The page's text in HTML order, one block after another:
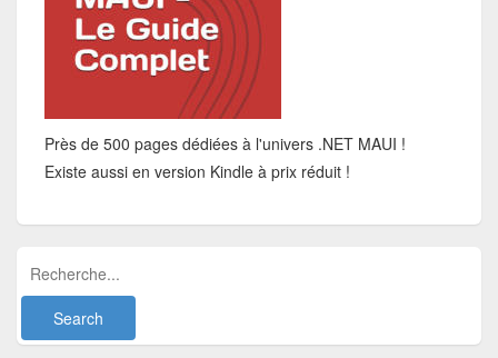
Près de 500 pages dédiées à l'univers .NET MAUI !
Existe aussi en version Kindle à prix réduit !